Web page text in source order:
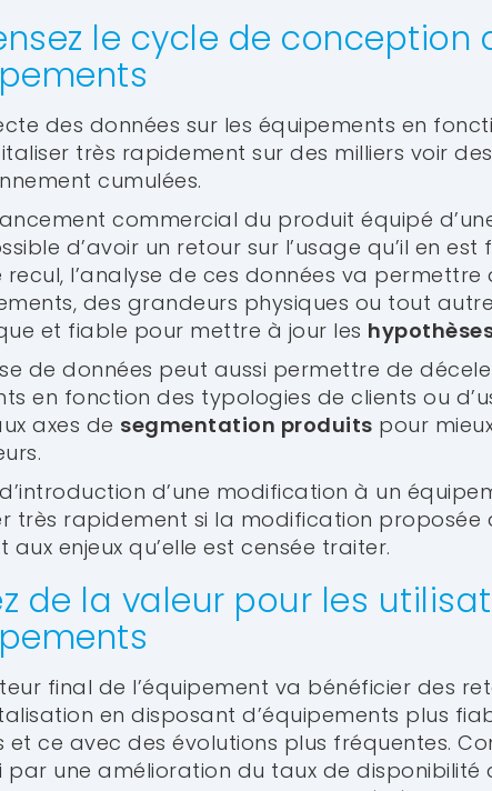
le cycle de conception
des données sur les équipements en
très rapidement sur des milliers voir
cumulées.
commercial du produit équipé
d’avoir un retour sur l’usage qu’il en
recul, l’analyse de ces données va
des grandeurs physiques ou tout
et fiable pour mettre à jour les
de données peut aussi permettre de
en fonction des typologies de clients ou
axes de segmentation produits pour
d’une modification à un
très rapidement si la modification
enjeux qu’elle est censée traiter.
de la valeur pour les
final de l’équipement va bénéficier des
en disposant d’équipements plus
et ce avec des évolutions plus fréquentes.
par une amélioration du taux de